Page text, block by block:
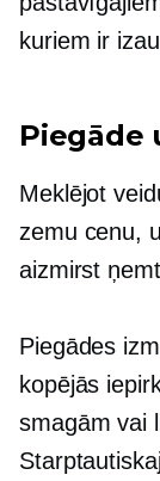
kuriem ir
Piegāde
Meklējot
zemu cenu,
aizmirst
Piegādes
kopējās
smagām vai